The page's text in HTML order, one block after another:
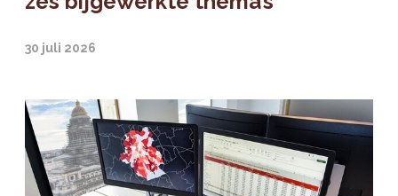
30 juli 2026